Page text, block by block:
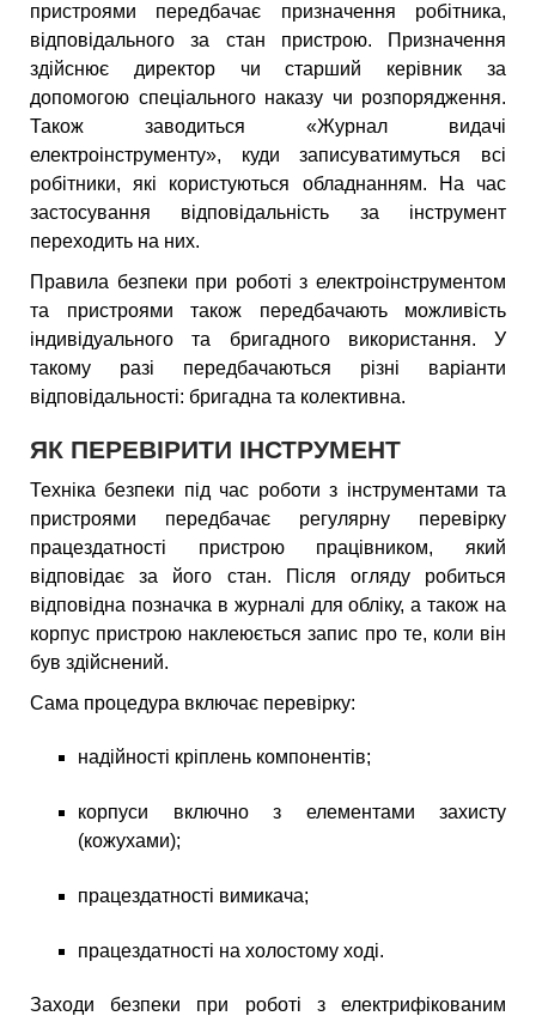
пристроями передбачає призначення робітника,
відповідального за стан пристрою. Призначення
здійснює директор чи старший керівник за
допомогою спеціального наказу чи розпорядження.
Також заводиться «Журнал видачі
електроінструменту», куди записуватимуться всі
робітники, які користуються обладнанням. На час
застосування відповідальність за інструмент
переходить на них.
Правила безпеки при роботі з електроінструментом
та пристроями також передбачають можливість
індивідуального та бригадного використання. У
такому разі передбачаються різні варіанти
відповідальності: бригадна та колективна.
ЯК ПЕРЕВІРИТИ ІНСТРУМЕНТ
Техніка безпеки під час роботи з інструментами та
пристроями передбачає регулярну перевірку
працездатності пристрою працівником, який
відповідає за його стан. Після огляду робиться
відповідна позначка в журналі для обліку, а також на
корпус пристрою наклеюється запис про те, коли він
був здійснений.
Сама процедура включає перевірку:
надійності кріплень компонентів;
корпуси включно з елементами захисту
(кожухами);
працездатності вимикача;
працездатності на холостому ході.
Заходи безпеки при роботі з електрифікованим